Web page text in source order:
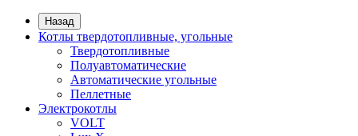
Назад
Котлы твердотопливные, угольные
Твердотопливные
Полуавтоматические
Автоматические угольные
Пеллетные
Электрокотлы
VOLT